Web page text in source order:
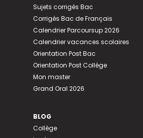
Sujets corrigés Bac
Corrigés Bac de Français
Calendrier Parcoursup 2026
Calendrier vacances scolaires
Orientation Post Bac
Orientation Post Collège
Mon master
Grand Oral 2026
BLOG
Collège